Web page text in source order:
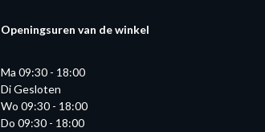
Openingsuren van de winkel
Ma 09:30 - 18:00
Di Gesloten
Wo 09:30 - 18:00
Do 09:30 - 18:00